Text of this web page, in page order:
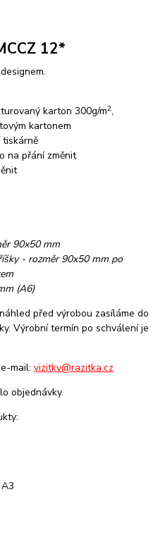
12*
karton 300g/m2,
kartonem
na přání změnit
90x50 mm
- rozměr 90x50 mm po
(A6)
před výrobou zasíláme do
Výrobní termín po schválení je
e-mail:vizitky@razitka.cz
objednávky.